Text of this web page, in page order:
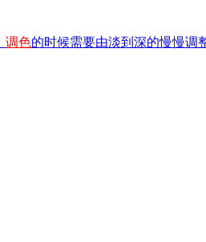
调色的时候需要由淡到深的慢慢调